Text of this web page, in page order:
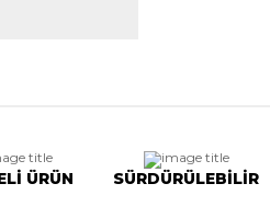
ÜRÜN SÜRDÜRÜLEBİLİR